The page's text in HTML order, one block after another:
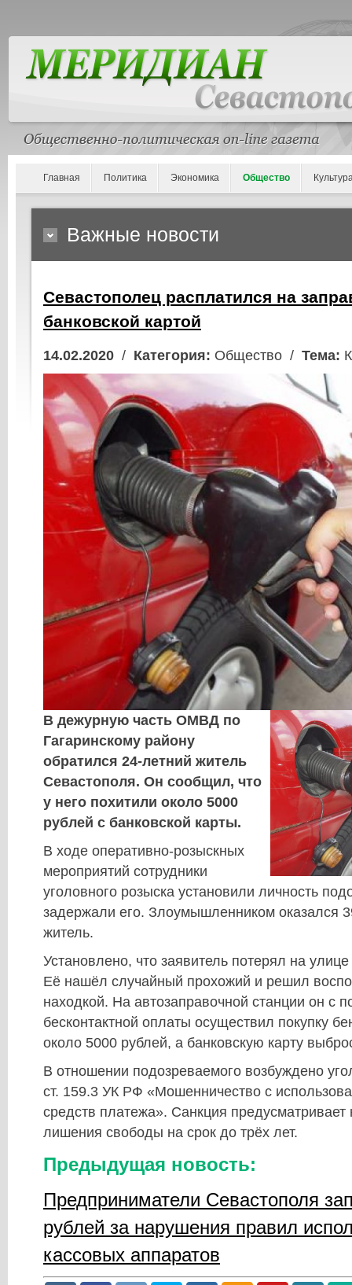
Главная Политика Экономика Общество
Важные новости
Севастополец расплатился на
банковской картой
14.02.2020 / Категория: Общество / Тема:
В дежурную часть ОМВД по
Гагаринскому району
обратился 24-летний житель
Севастополя. Он сообщил, что
у него похитили около 5000
рублей с банковской карты.
В ходе оперативно-розыскных
мероприятий сотрудники
уголовного розыска установили личность
задержали его. Злоумышленником оказался
житель.
Установлено, что заявитель потерял на улице
Её нашёл случайный прохожий и решил
находкой. На автозаправочной станции он с
бесконтактной оплаты осуществил покупку
около 5000 рублей, а банковскую карту
В отношении подозреваемого возбуждено
ст. 159.3 УК РФ «Мошенничество с
средств платежа». Санкция предусматривает
лишения свободы на срок до трёх лет.
Предыдущая новость:
Предприниматели Севастополя
рублей за нарушения правил
кассовых аппаратов